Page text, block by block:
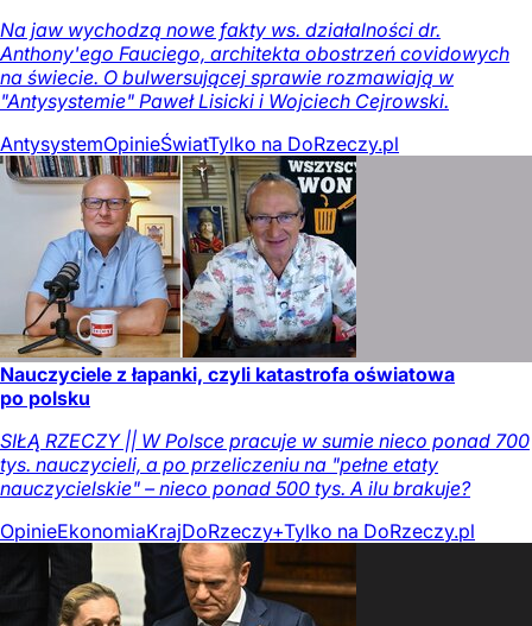
Na jaw wychodzą nowe fakty ws. działalności dr.
Anthony'ego Fauciego, architekta obostrzeń covidowych
na świecie. O bulwersującej sprawie rozmawiają w
"Antysystemie" Paweł Lisicki i Wojciech Cejrowski.
AntysystemOpinieŚwiatTylko na DoRzeczy.pl
Nauczyciele z łapanki, czyli katastrofa oświatowa
po polsku
SIŁĄ RZECZY || W Polsce pracuje w sumie nieco ponad 700
tys. nauczycieli, a po przeliczeniu na "pełne etaty
nauczycielskie" – nieco ponad 500 tys. A ilu brakuje?
OpinieEkonomiaKrajDoRzeczy+Tylko na DoRzeczy.pl